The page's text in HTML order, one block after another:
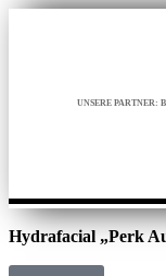
UNSERE PARTNER:
Hydrafacial „Perk